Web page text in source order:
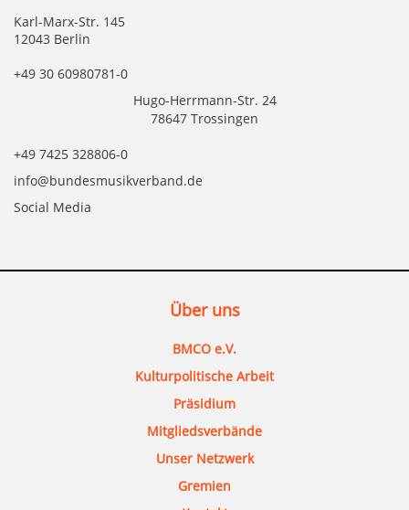
Karl-Marx-Str. 145
12043 Berlin
+49 30 60980781-0
Hugo-Herrmann-Str. 24
78647 Trossingen
+49 7425 328806-0
info@bundesmusikverband.de
Social Media
Über uns
BMCO e.V.
Kulturpolitische Arbeit
Präsidium
Mitgliedsverbände
Unser Netzwerk
Gremien